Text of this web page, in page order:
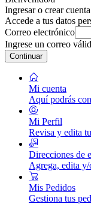
Ingresar o crear cuenta
Accede a tus datos
Correo electrónico
Ingrese un correo
Continuar
Mi cuenta
Aquí podrás
Mi Perfil
Revisa y edita
Direcciones de
Agrega, edita
Mis Pedidos
Gestiona tus